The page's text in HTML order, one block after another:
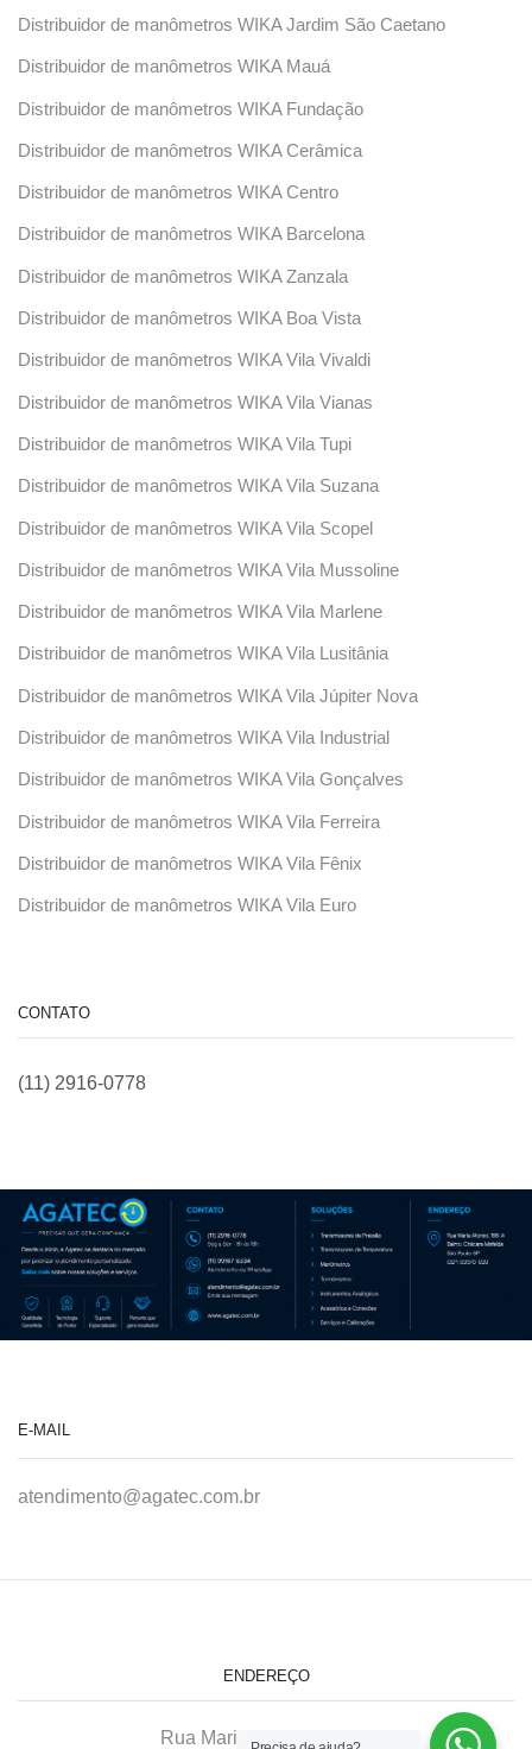
Distribuidor de manômetros WIKA Jardim São Caetano
Distribuidor de manômetros WIKA Mauá
Distribuidor de manômetros WIKA Fundação
Distribuidor de manômetros WIKA Cerâmica
Distribuidor de manômetros WIKA Centro
Distribuidor de manômetros WIKA Barcelona
Distribuidor de manômetros WIKA Zanzala
Distribuidor de manômetros WIKA Boa Vista
Distribuidor de manômetros WIKA Vila Vivaldi
Distribuidor de manômetros WIKA Vila Vianas
Distribuidor de manômetros WIKA Vila Tupi
Distribuidor de manômetros WIKA Vila Suzana
Distribuidor de manômetros WIKA Vila Scopel
Distribuidor de manômetros WIKA Vila Mussoline
Distribuidor de manômetros WIKA Vila Marlene
Distribuidor de manômetros WIKA Vila Lusitânia
Distribuidor de manômetros WIKA Vila Júpiter Nova
Distribuidor de manômetros WIKA Vila Industrial
Distribuidor de manômetros WIKA Vila Gonçalves
Distribuidor de manômetros WIKA Vila Ferreira
Distribuidor de manômetros WIKA Vila Fênix
Distribuidor de manômetros WIKA Vila Euro
CONTATO
(11) 2916-0778
E-MAIL
atendimento@agatec.com.br
ENDEREÇO
Rua Maria Afonso, 166-A